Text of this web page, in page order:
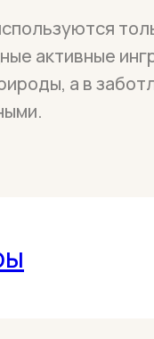
активные
а в